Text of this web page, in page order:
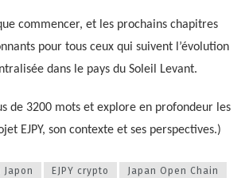
commencer, et les prochains chapitres
pour tous ceux qui suivent l’évolution
dans le pays du Soleil Levant.
de 3200 mots et explore en profondeur les
EJPY, son contexte et ses perspectives.)
EJPY crypto
Japan Open Chain